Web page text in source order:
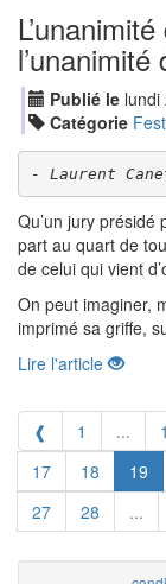
Publié le lundi
Catégorie
- Laurent
Qu’un jury
part au quart de
de celui qui vient
On peut imaginer,
imprimé sa griffe,
Lire l'article
❰ 1 ...
17
18 19
27
28 ...